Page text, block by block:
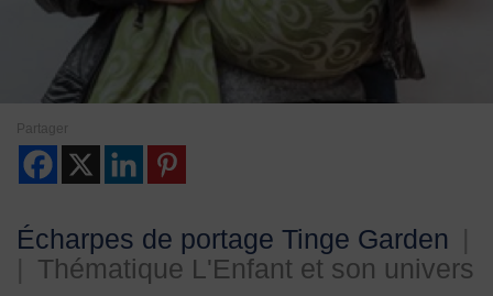
3 4
Partager
Écharpes de portage Tinge Garden
|
| Thématique L'Enfant et son univers